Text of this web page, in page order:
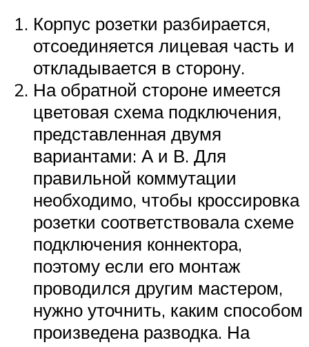
Корпус розетки разбирается,
отсоединяется лицевая часть и
откладывается в сторону.
На обратной стороне имеется
цветовая схема подключения,
представленная двумя
вариантами: А и В. Для
правильной коммутации
необходимо, чтобы кроссировка
розетки соответствовала схеме
подключения коннектора,
поэтому если его монтаж
проводился другим мастером,
нужно уточнить, каким способом
произведена разводка. На